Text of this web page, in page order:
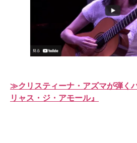
≫クリスティーナ・アズマが弾く
リャス・ジ・アモール』